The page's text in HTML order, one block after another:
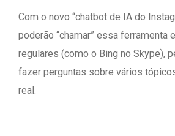
Com o novo “chatbot de IA do
poderão “chamar” essa ferramenta
regulares (como o Bing no Skype),
fazer perguntas sobre vários
real.